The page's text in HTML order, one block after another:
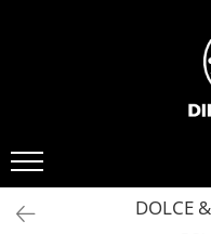
PARFUMURI
DOLCE